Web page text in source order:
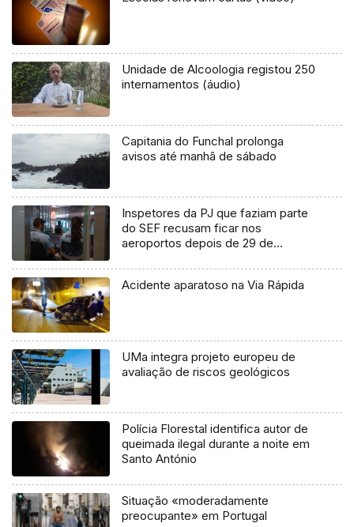
Unidade de Alcoologia registou 250
internamentos (áudio)
Capitania do Funchal prolonga
avisos até manhã de sábado
Inspetores da PJ que faziam parte
do SEF recusam ficar nos
aeroportos depois de 29 de
Acidente aparatoso na Via Rápida
UMa integra projeto europeu de
avaliação de riscos geológicos
Polícia Florestal identifica autor de
queimada ilegal durante a noite em
Santo António
Situação «moderadamente
preocupante» em Portugal